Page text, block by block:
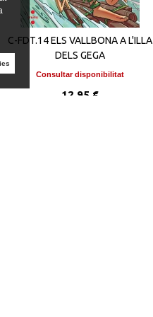
C-FDT.14 ELS VALLBONA A L'ILLA
DELS GEGA
Consultar disponibilitat
12,95 €